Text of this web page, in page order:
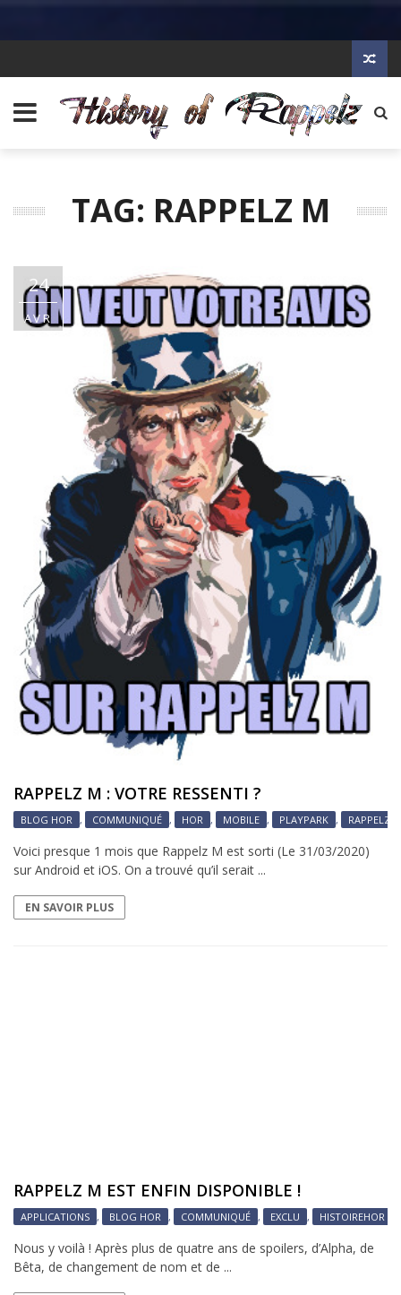
TAG: RAPPELZ M
24
AVR
RAPPELZ M : VOTRE RESSENTI ?
BLOG HOR , COMMUNIQUÉ , HOR , MOBILE , PLAYPARK , RAPPELZ
Voici presque 1 mois que Rappelz M est sorti (Le 31/03/2020)
sur Android et iOS. On a trouvé qu’il serait ...
EN SAVOIR PLUS
RAPPELZ M EST ENFIN DISPONIBLE !
APPLICATIONS , BLOG HOR , COMMUNIQUÉ , EXCLU , HISTOIREHOR
Nous y voilà ! Après plus de quatre ans de spoilers, d’Alpha, de
Bêta, de changement de nom et de ...